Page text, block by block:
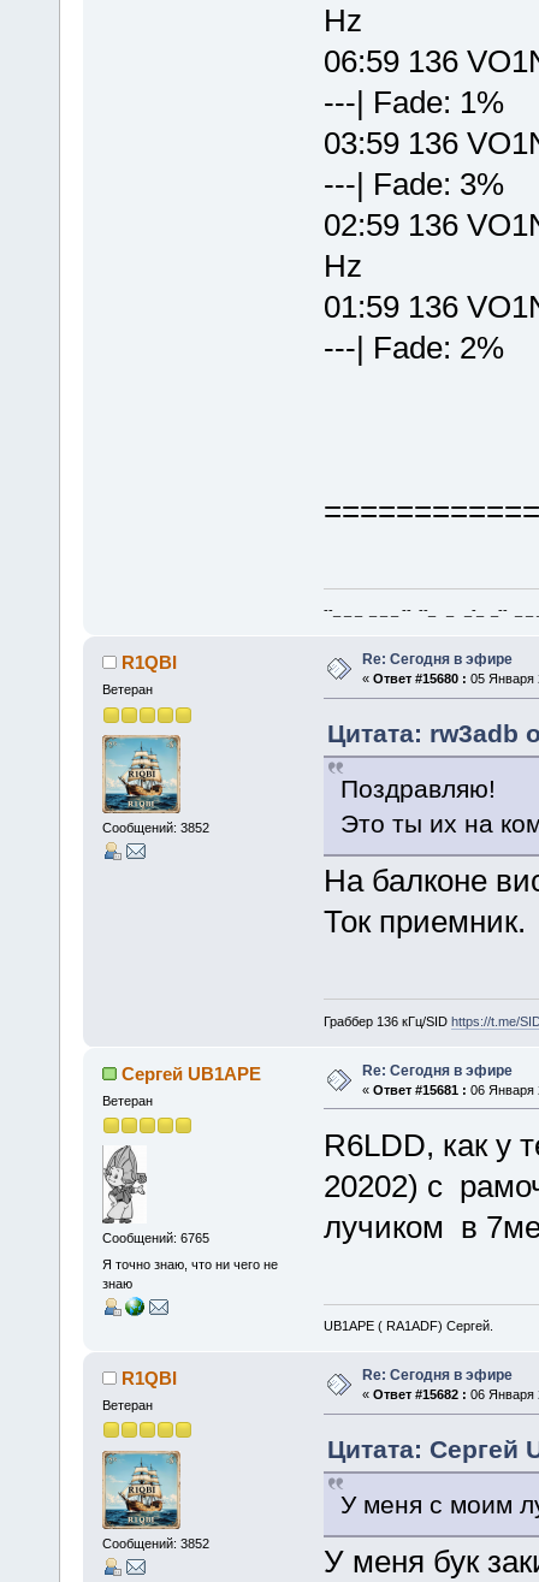
Hz
06:59 136
---| Fade: 1%
03:59 136
---| Fade: 3%
02:59 136
Hz
01:59 136
---| Fade: 2%
--_ _ _ _ _ _ -- --_ _ _-_ _-- _ _
R1QBI
Ветеран
Сообщений: 3852
Re: Сегодня в эфире
« Ответ #15680 : 05 Января
Цитата: rw3adb
Поздравляю!
Это ты их на
На балконе
Ток приемник.
Граббер 136 кГц/SID https://t.me/
Сергей UB1APE
Ветеран
Сообщений: 6765
Я точно знаю, что ни чего не
знаю
Re: Сегодня в эфире
« Ответ #15681 : 06 Января
R6LDD, как у
20202) с
лучиком в
UB1APE ( RA1ADF) Сергей.
R1QBI
Ветеран
Сообщений: 3852
Re: Сегодня в эфире
« Ответ #15682 : 06 Января
Цитата: Сергей
У меня с моим
У меня бук